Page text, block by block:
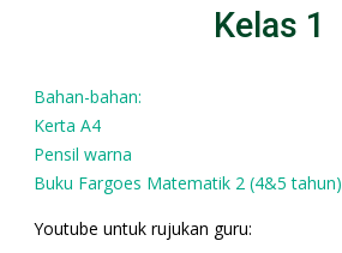
Kelas 1
Bahan-bahan:
Kerta A4
Pensil warna
Buku Fargoes Matematik 2 (4&5 tahun)
Youtube untuk rujukan guru: